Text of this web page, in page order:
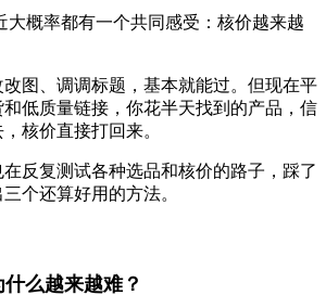
大概率都有一个共同感受：核价越来越
改图、调调标题，基本就能过。但现在平
低质量链接，你花半天找到的产品，信
核价直接打回来。
反复测试各种选品和核价的路子，踩了
个还算好用的方法。
么越来越难？